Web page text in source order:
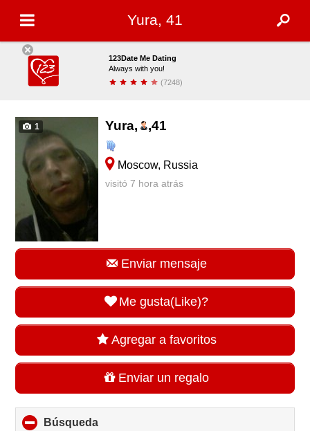
Yura, 41
123Date Me Dating
Always with you!
(7248)
1
Yura, ,41
Moscow, Russia
visitó 7 hora atrás
Enviar mensaje
Me gusta(Like)?
Agregar a favoritos
Enviar un regalo
Búsqueda